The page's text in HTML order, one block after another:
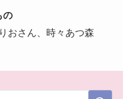
の
おさん、時々あつ森